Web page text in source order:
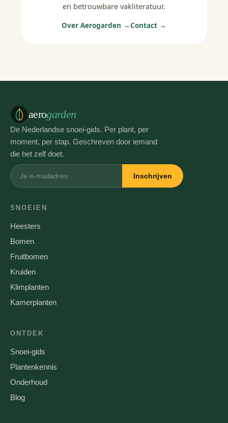
en betrouwbare vakliteratuur.
Over Aerogarden →Contact →
aerogarden
De Nederlandse snoei-gids. Per plant, per
moment, per stap. Geschreven door iemand
die het zelf doet.
Inschrijven
SNOEIEN
Heesters
Bomen
Fruitbomen
Kruiden
Klimplanten
Kamerplanten
ONTDEK
Snoei-gids
Plantenkennis
Onderhoud
Blog